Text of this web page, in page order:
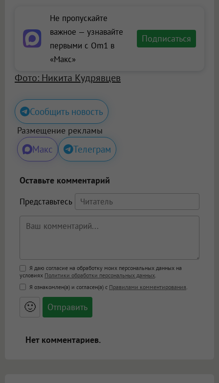
Не пропускайте
важное — узнавайте
первыми с Om1 в
«Макс»
Подписаться
Фото: Никита Кудрявцев
Сообщить новость
Размещение рекламы
Макс Телеграм
Оставьте комментарий
Представьтесь
Поддержка HTML
<b>, <strong>, <u>, <i>, <em>, <s>, <big>,
<small>, <sup>, <sub>, <pre>, <ul>, <ol>, <li>,
<blockquote>, <code> экранирует HTML,
адреса URL автоматически становятся
ссылками, и [img]адрес[/img] будет
Я даю согласие на обработку моих персональных данных на
условиях Политики обработки персональных данных
Я ознакомлен(а) и согласен(а) с Правилами комментирования
🙂
Нет комментариев.